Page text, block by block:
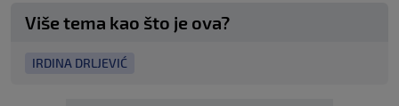
Više tema kao što je ova?
IRDINA DRLJEVIĆ